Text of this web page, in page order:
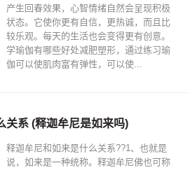
产生回春效果，心智情绪自然会呈现积极
状态。它使你更有自信，更热诚，而且比
较乐观。每天的生活也会变得更有创意。
学瑜伽有哪些好处减肥塑形，通过练习瑜
伽可以使肌肉富有弹性，可以使...
关系 (释迦牟尼是如来吗)
释迦牟尼和如来是什么关系??1、也就是
说，如来是一种统称。释迦牟尼佛也可称